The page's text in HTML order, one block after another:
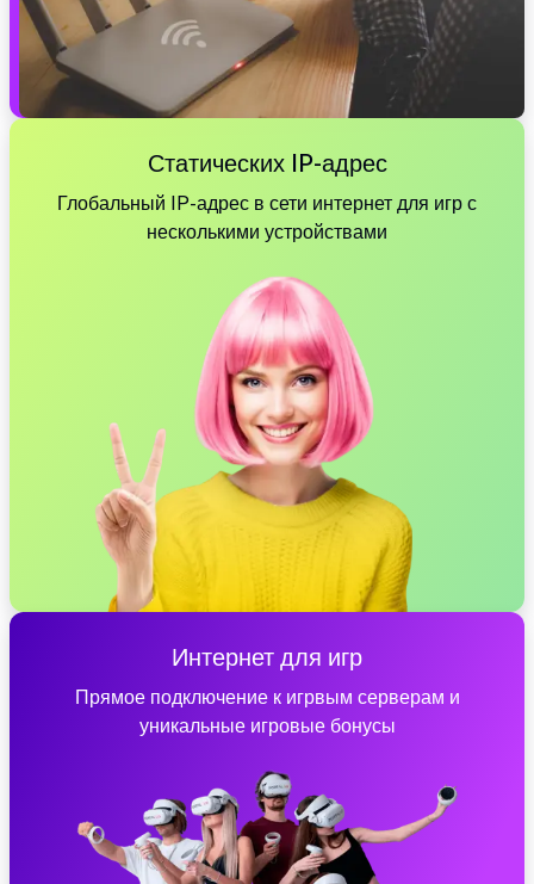
Статических IP-адрес
Глобальный IP-адрес в сети интернет для игр с
несколькими устройствами
Интернет для игр
Прямое подключение к игрвым серверам и
уникальные игровые бонусы